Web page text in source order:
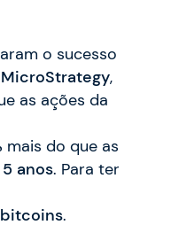
o sucesso
MicroStrategy,
as ações da
mais do que as
5 anos. Para ter
.